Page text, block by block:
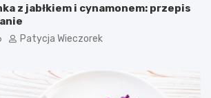
z jabłkiem i cynamonem: przepis
Patycja Wieczorek